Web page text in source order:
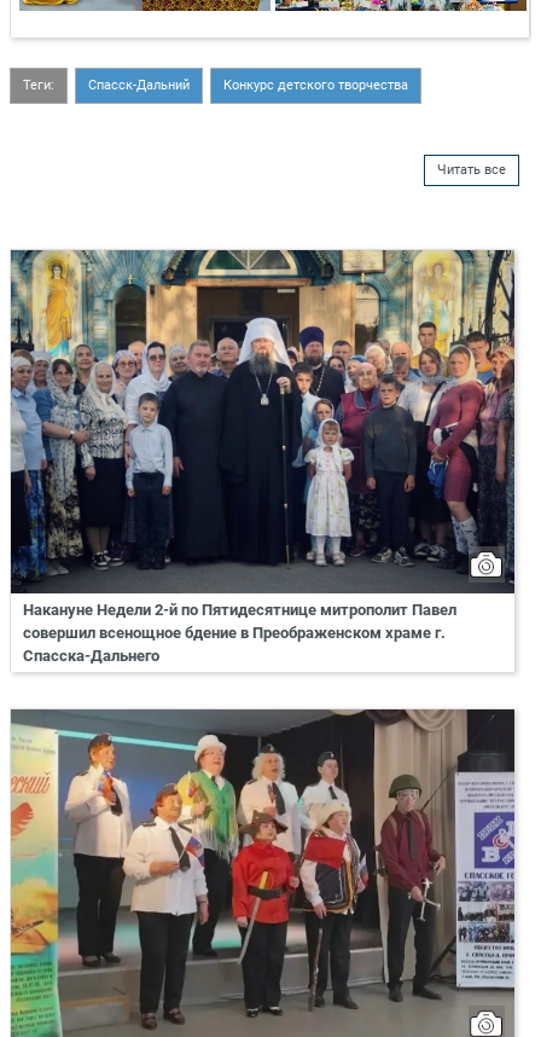
Теги: Спасск-Дальний Конкурс детского творчества
Читать все
Накануне Недели 2-й по Пятидесятнице митрополит Павел
совершил всенощное бдение в Преображенском храме г.
Спасска-Дальнего